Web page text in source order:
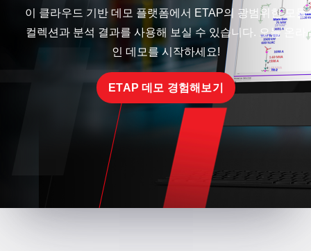
이 클라우드 기반 데모 플랫폼에서 ETAP의 광범위한 모듈
컬렉션과 분석 결과를 사용해 보실 수 있습니다. 오늘 온라
인 데모를 시작하세요!
ETAP 데모 경험해보기